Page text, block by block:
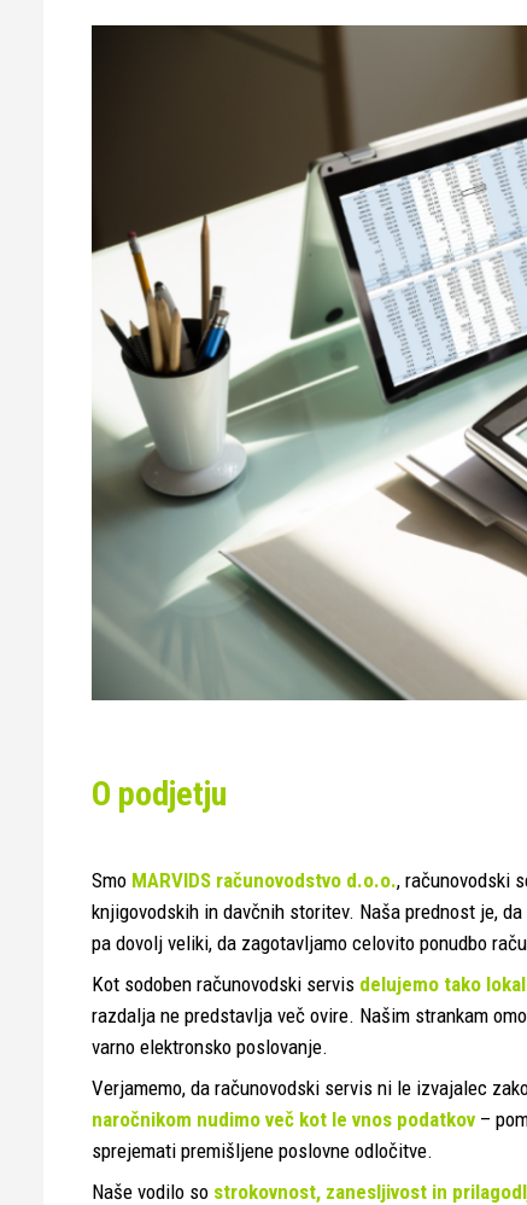
O podjetju
Smo MARVIDS računovodstvo d.o.o., računovodski
knjigovodskih in davčnih storitev. Naša prednost je,
pa dovolj veliki, da zagotavljamo celovito ponudbo
Kot sodoben računovodski servis delujemo tako
razdalja ne predstavlja več ovire. Našim strankam
varno elektronsko poslovanje.
Verjamemo, da računovodski servis ni le izvajalec
naročnikom nudimo več kot le vnos podatkov –
sprejemati premišljene poslovne odločitve.
Naše vodilo so strokovnost, zanesljivost in